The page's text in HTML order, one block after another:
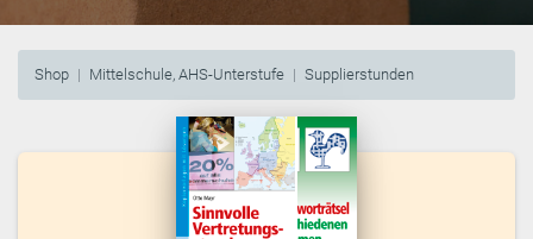
Shop Mittelschule, AHS-Unterstufe Supplierstunden